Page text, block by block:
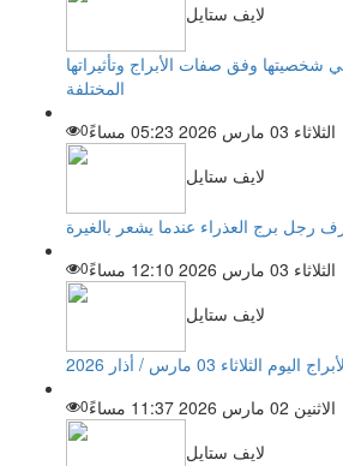
لايف ستايل
وفق صفات الأبراج وتأثيراتها
المختلفة
الثلاثاء 03 مارس 2026 05:23 مساءً
0
لايف ستايل
رجل برج العذراء عندما يشعر بالغيرة
الثلاثاء 03 مارس 2026 12:10 مساءً
0
لايف ستايل
الثلاثاء 03 مارس / أذار 2026
الاثنين 02 مارس 2026 11:37 مساءً
0
لايف ستايل